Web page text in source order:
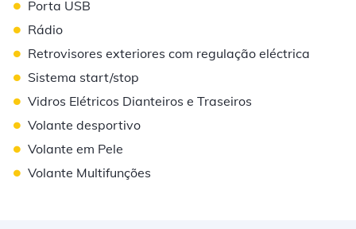
Porta USB
• Rádio
• Retrovisores exteriores com regulação eléctrica
• Sistema start/stop
• Vidros Elétricos Dianteiros e Traseiros
• Volante desportivo
• Volante em Pele
• Volante Multifunções